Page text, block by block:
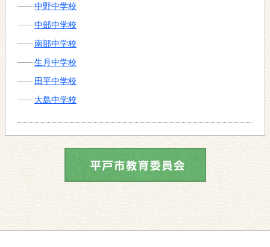
中野中学校
中部中学校
南部中学校
生月中学校
田平中学校
大島中学校